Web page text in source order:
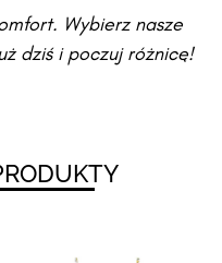
Wybierz nasze
dziś i poczuj różnicę!